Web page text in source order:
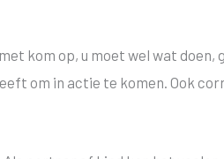
kom op, u moet wel wat
om in actie te komen. Ook